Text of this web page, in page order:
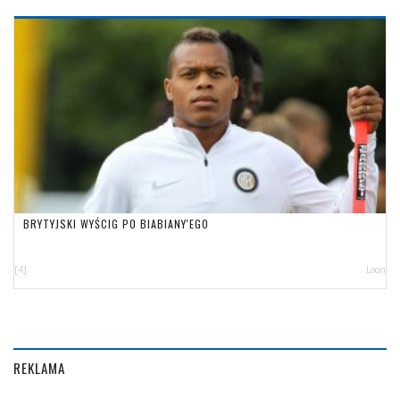
BRYTYJSKI WYŚCIG PO BIABIANY'EGO
[4] Loon
REKLAMA